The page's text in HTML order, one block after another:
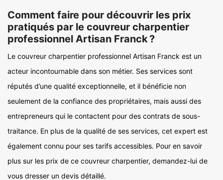
Comment faire pour découvrir les prix
pratiqués par le couvreur charpentier
professionnel Artisan Franck ?
Le couvreur charpentier professionnel Artisan Franck est un
acteur incontournable dans son métier. Ses services sont
réputés d’une qualité exceptionnelle, et il bénéficie non
seulement de la confiance des propriétaires, mais aussi des
entrepreneurs qui le contactent pour des contrats de sous-
traitance. En plus de la qualité de ses services, cet expert est
également connu pour ses tarifs accessibles. Pour en savoir
plus sur les prix de ce couvreur charpentier, demandez-lui de
vous dresser un devis détaillé.